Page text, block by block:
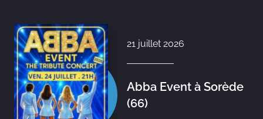
21 juillet 2026
Abba Event à Sorède
(66)